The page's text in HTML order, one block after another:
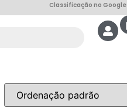
Classificação no Google